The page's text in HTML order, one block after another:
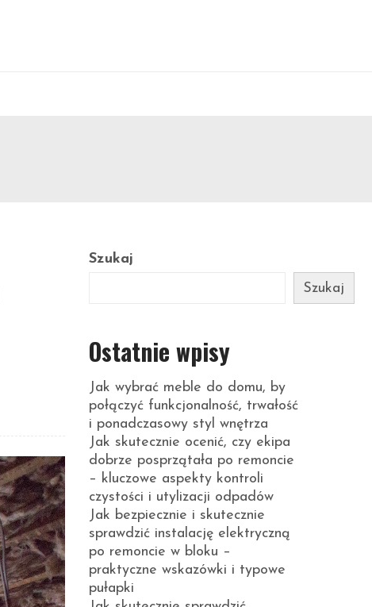
Szukaj
Szukaj
Ostatnie wpisy
Jak wybrać meble do domu, by
połączyć funkcjonalność, trwałość
i ponadczasowy styl wnętrza
Jak skutecznie ocenić, czy ekipa
dobrze posprzątała po remoncie
– kluczowe aspekty kontroli
czystości i utylizacji odpadów
Jak bezpiecznie i skutecznie
sprawdzić instalację elektryczną
po remoncie w bloku –
praktyczne wskazówki i typowe
pułapki